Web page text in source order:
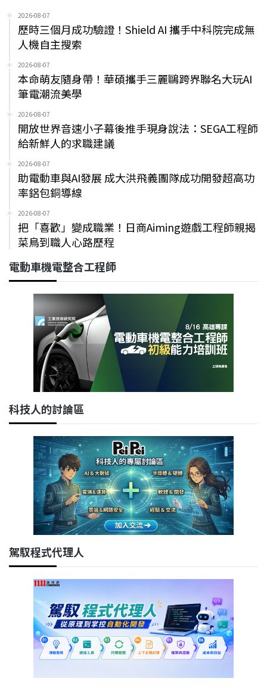
2026-08-07
歷時三個月成功驗證！Shield AI 攜手中科院完成無
人機自主搜索
2026-08-07
本命萌友隨身帶！華碩攜手三麗鷗跨界聯名大玩AI
筆電潮流美學
2026-08-07
開放世界音速小子幕後推手現身說法：SEGA工程師
給新鮮人的求職建議
2026-08-07
助電動車與AI發展 成大洪飛義團隊成功開發超高功
率鋁包銅導線
2026-08-07
把「喜歡」變成職業！日商Aiming遊戲工程師親揭
菜鳥到職人心路歷程
電動車機電整合工程師
科技人的討論區
駕馭程式代理人